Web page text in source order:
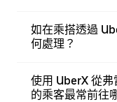
如在乘搭透過
何處理？
使用 UberX 從
的乘客最常前往